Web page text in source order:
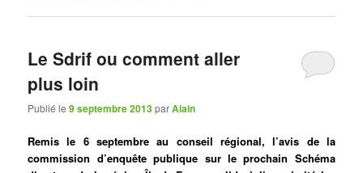
Le Sdrif ou comment aller
plus loin
Publié le9 septembre 2013parAlain
Remis le 6 septembre au conseil régional, l’avis de la
commission d’enquête publique sur le prochain Schéma